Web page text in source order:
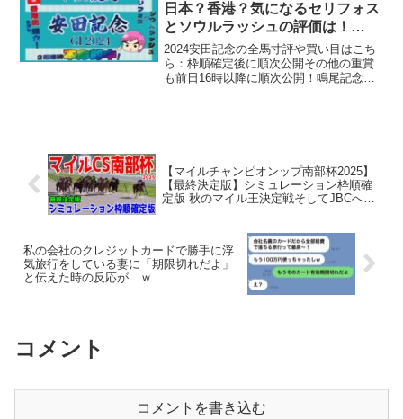
日本？香港？気になるセリフォス
とソウルラッシュの評価は！
【G1予想】
2024安田記念の全馬寸評や買い目はこち
ら：枠順確定後に順次公開その他の重賞
も前日16時以降に順次公開！鳴尾記念：
【マイルチャンピオンップ南部杯2025】
【最終決定版】シミュレーション枠順確
定版 秋のマイル王決定戦そしてJBCへ続
私の会社のクレジットカードで勝手に浮
気旅行をしている妻に「期限切れだよ」
と伝えた時の反応が…ｗ
コメント
コメントを書き込む